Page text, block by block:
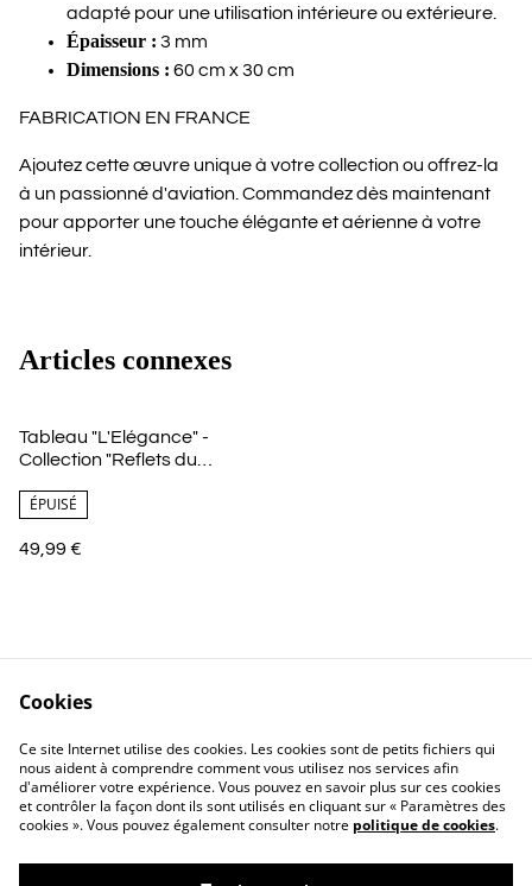
adapté pour une utilisation intérieure ou extérieure.
Épaisseur : 3 mm
Dimensions : 60 cm x 30 cm
FABRICATION EN FRANCE
Ajoutez cette œuvre unique à votre collection ou offrez-la
à un passionné d'aviation. Commandez dès maintenant
pour apporter une touche élégante et aérienne à votre
intérieur.
Articles connexes
Tableau "L'Elégance" -
Collection "Reflets du
ÉPUISÉ
49,99 €
Contactez-nous
Conditions
Politique de
confidentialité
Politique de cookies
Cookies
Ce site Internet utilise des cookies. Les cookies sont de petits fichiers qui
nous aident à comprendre comment vous utilisez nos services afin
d'améliorer votre expérience. Vous pouvez en savoir plus sur ces cookies
et contrôler la façon dont ils sont utilisés en cliquant sur « Paramètres des
cookies ». Vous pouvez également consulter notre politique de cookies.